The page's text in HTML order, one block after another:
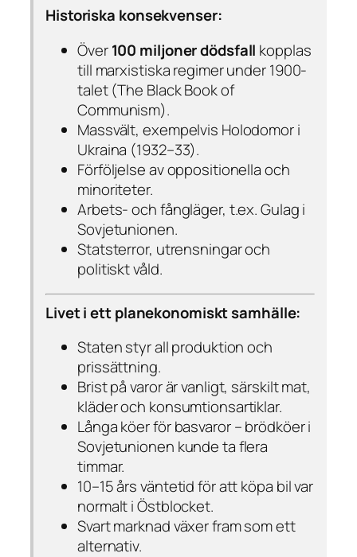
Historiska konsekvenser:
Över100 miljoner dödsfall kopplas
till marxistiska regimer under 1900-
talet (The Black Book of
Communism).
Massvält, exempelvis Holodomor i
Ukraina (1932–33).
Förföljelse av oppositionella och
minoriteter.
Arbets- och fångläger, t.ex. Gulag i
Sovjetunionen.
Statsterror, utrensningar och
politiskt våld.
Livet i ett planekonomiskt samhälle:
Staten styr all produktion och
prissättning.
Brist på varor är vanligt, särskilt mat,
kläder och konsumtionsartiklar.
Långa köer för basvaror – brödköer i
Sovjetunionen kunde ta flera
timmar.
10–15 års väntetid för att köpa bil var
normalt i Östblocket.
Svart marknad växer fram som ett
alternativ.